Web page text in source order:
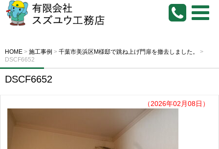
HOME > 施工事例 > 千葉市美浜区M様邸で跳ね上げ門扉を撤去しました。
>
DSCF6652
DSCF6652
（2026年02月08日）